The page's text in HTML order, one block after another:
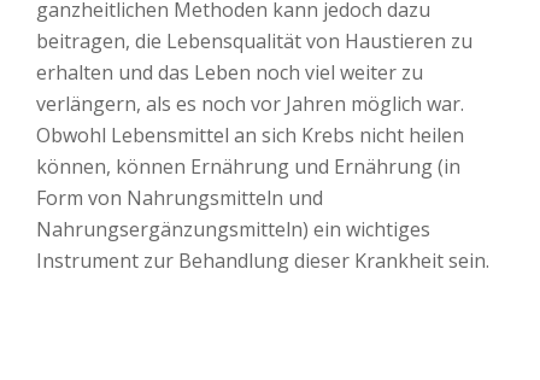
ganzheitlichen Methoden kann jedoch dazu
beitragen, die Lebensqualität von Haustieren zu
erhalten und das Leben noch viel weiter zu
verlängern, als es noch vor Jahren möglich war.
Obwohl Lebensmittel an sich Krebs nicht heilen
können, können Ernährung und Ernährung (in
Form von Nahrungsmitteln und
Nahrungsergänzungsmitteln) ein wichtiges
Instrument zur Behandlung dieser Krankheit sein.